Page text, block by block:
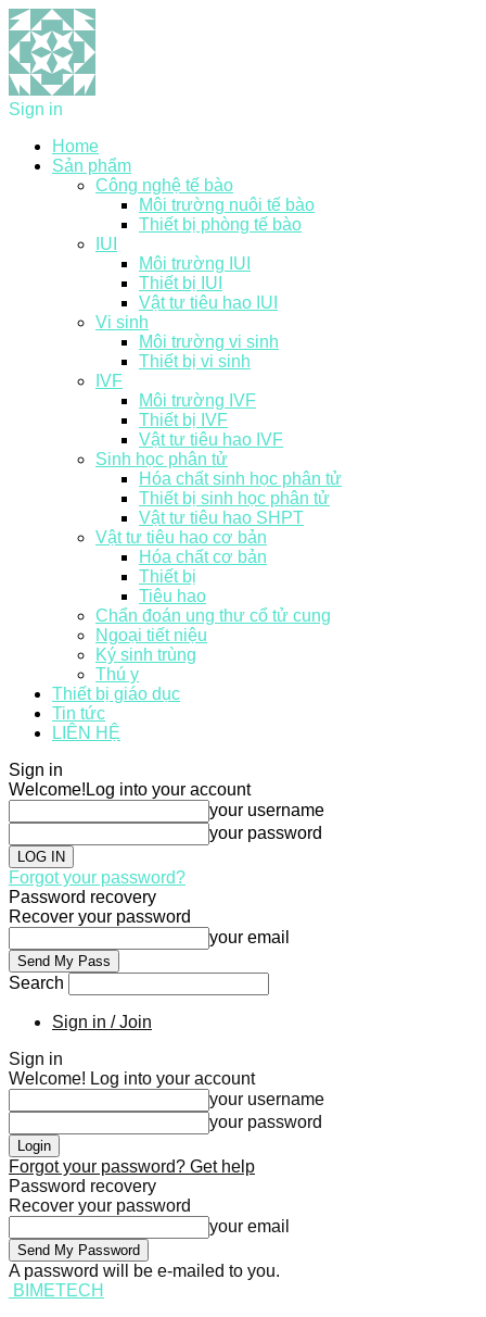
Sign in
Home
Sản phẩm
Công nghệ tế bào
Môi trường nuôi tế bào
Thiết bị phòng tế bào
IUI
Môi trường IUI
Thiết bị IUI
Vật tư tiêu hao IUI
Vi sinh
Môi trường vi sinh
Thiết bị vi sinh
IVF
Môi trường IVF
Thiết bị IVF
Vật tư tiêu hao IVF
Sinh học phân tử
Hóa chất sinh học phân tử
Thiết bị sinh học phân tử
Vật tư tiêu hao SHPT
Vật tư tiêu hao cơ bản
Hóa chất cơ bản
Thiết bị
Tiêu hao
Chẩn đoán ung thư cổ tử cung
Ngoại tiết niệu
Ký sinh trùng
Thú y
Thiết bị giáo dục
Tin tức
LIÊN HỆ
Sign in
Welcome! Log into your account
your username
your password
Forgot your password?
Password recovery
Recover your password
your email
Search
Sign in / Join
Sign in
Welcome! Log into your account
your username
your password
Forgot your password? Get help
Password recovery
Recover your password
your email
A password will be e-mailed to you.
BIMETECH